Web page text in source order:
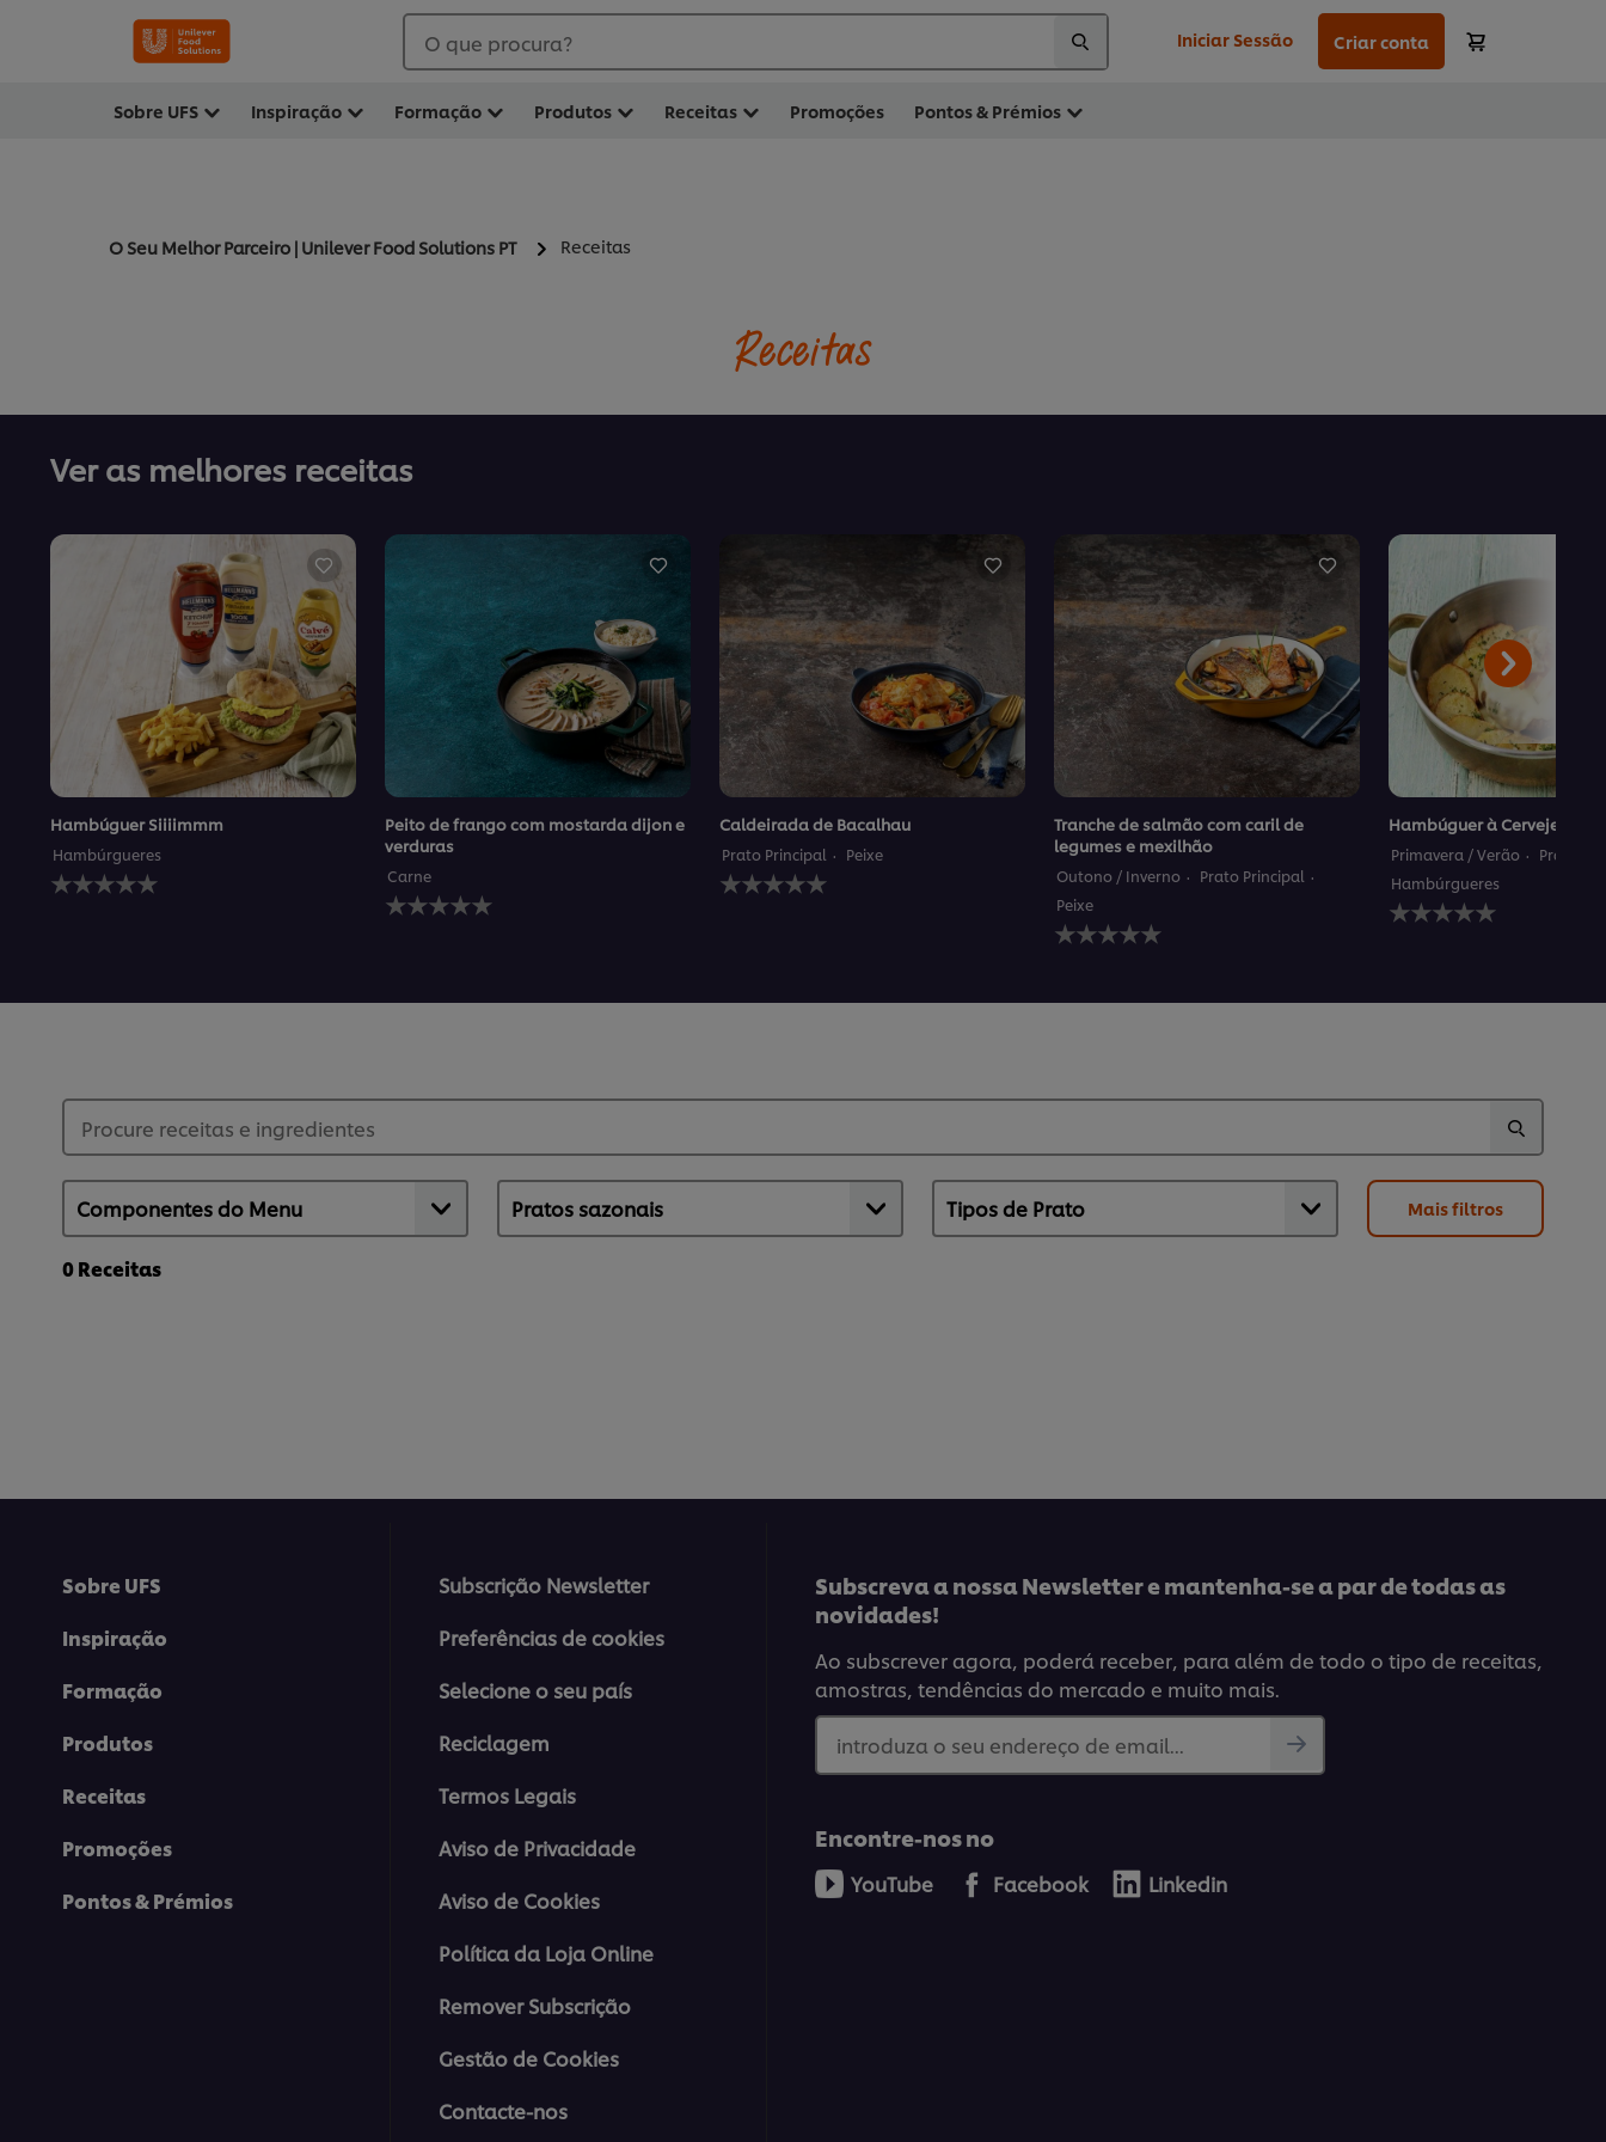
O que procura? Iniciar Sessão Criar conta
Sobre UFS Inspiração Formação Produtos Receitas Promoções Pontos & Prémios
O Seu Melhor Parceiro | Unilever Food Solutions PT Receitas
Receitas
Ver as melhores receitas
Hambúguer Siiiimmm
Hambúrgueres
Nenhuma
avaliação
Peito de frango com mostarda dijon e
verduras
Carne
Nenhuma
avaliação
recipe
Caldeirada de Bacalhau
Prato Principal Peixe
Nenhuma
avaliação
Tranche de salmão com caril de
legumes e mexilhão
Outono / Inverno
Prato Principal
Peixe
Nenhuma
avaliação
este
Hambúguer à Cervejeira
Primavera / Verão
Prato
Hambúrgueres
Nenhuma
avaliação
recipe
Mais filtros
0Receitas
Sobre UFS
Inspiração
Formação
Produtos
Receitas
Promoções
Pontos & Prémios
Subscrição Newsletter
Preferências de cookies
Selecione o seu país
Reciclagem
Termos Legais
Aviso de Privacidade
Aviso de Cookies
Política da Loja Online
Remover Subscrição
Gestão de Cookies
Contacte-nos
Subscreva a nossa Newsletter e mantenha-se a par de todas as
novidades!
Ao subscrever agora, poderá receber, para além de todo o tipo de receitas,
amostras, tendências do mercado e muito mais.
introduza o seu endereço de email...
Encontre-nos no
YouTube Facebook Linkedin